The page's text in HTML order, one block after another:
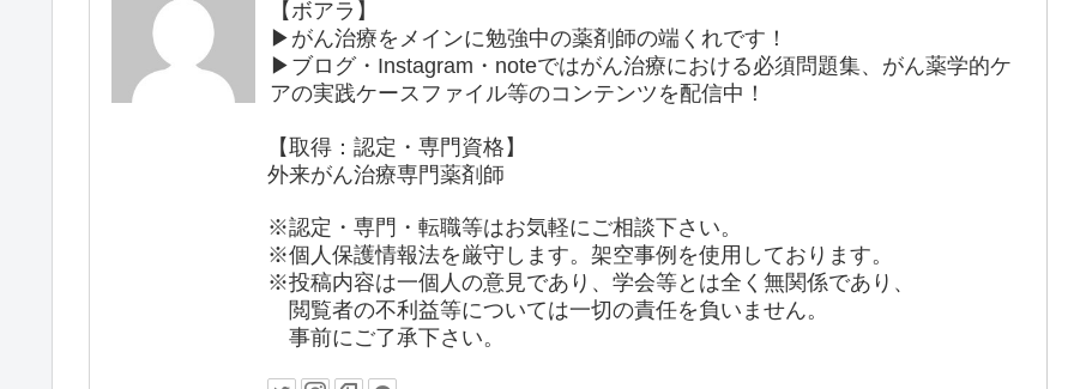
【ボアラ】
▶がん治療をメインに勉強中の薬剤師の端くれです！
▶︎ブログ・Instagram・noteではがん治療における必須問題集、がん薬学的ケ
アの実践ケースファイル等のコンテンツを配信中！
【取得：認定・専門資格】
外来がん治療専門薬剤師
※認定・専門・転職等はお気軽にご相談下さい。
※個人保護情報法を厳守します。架空事例を使用しております。
※投稿内容は一個人の意見であり、学会等とは全く無関係であり、
閲覧者の不利益等については一切の責任を負いません。
事前にご了承下さい。